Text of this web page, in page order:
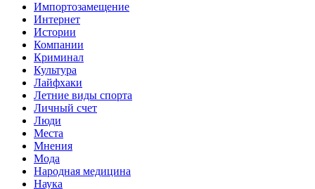
Импортозамещение
Интернет
Истории
Компании
Криминал
Культура
Лайфхаки
Летние виды спорта
Личный счет
Люди
Места
Мнения
Мода
Народная медицина
Наука